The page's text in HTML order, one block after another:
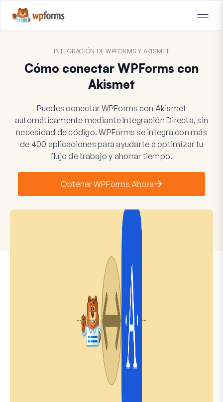
INTEGRACIÓN DE WPFORMS Y AKISMET
Cómo conectar WPForms con
Akismet
Puedes conectar WPForms con Akismet
automáticamente mediante Integración Directa, sin
necesidad de código. WPForms se integra con más
de 400 aplicaciones para ayudarte a optimizar tu
flujo de trabajo y ahorrar tiempo.
Obtener WPForms Ahora